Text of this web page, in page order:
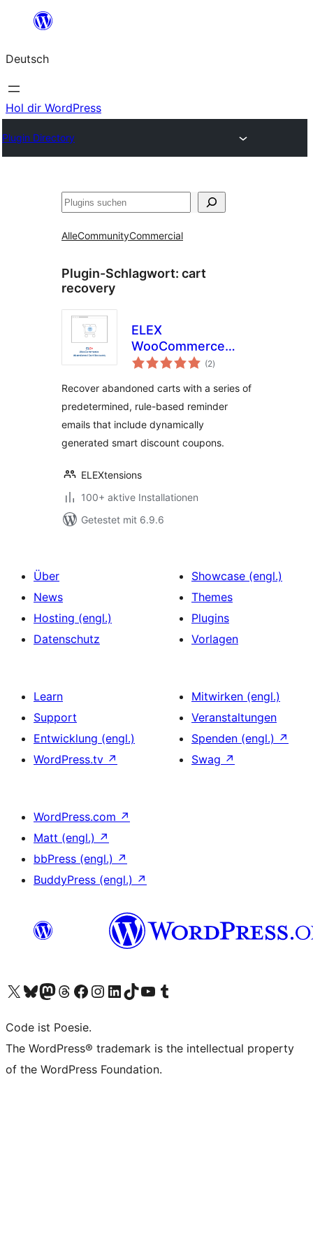
springen
Deutsch
Hol dir WordPress
Plugin Directory
Suchen
AlleCommunityCommercial
Plugin-Schlagwort: cart
recovery
ELEX
WooCommerce
Abandoned Cart
Dynamic Coupons
(2Bewertungen
insgesamt
)
Recover abandoned carts with a series of
predetermined, rule-based reminder
emails that include dynamically
generated smart discount coupons.
ELEXtensions
100+ aktive Installationen
Getestet mit 6.9.6
Über
News
Hosting (engl.)
Datenschutz
Showcase (engl.)
Themes
Plugins
Vorlagen
Learn
Support
Entwicklung (engl.)
WordPress.tv ↗
Mitwirken (engl.)
Veranstaltungen
Spenden (engl.) ↗
Swag ↗
WordPress.com ↗
Matt (engl.) ↗
bbPress (engl.) ↗
BuddyPress (engl.) ↗
Unser X-Konto (früher Twitter) besuchen
Unser Bluesky-Konto besuchen
Unser Mastodon-Konto besuchen
Unser Threads-Konto besuchen
Unsere Facebook-Seite besuchen
Unser Instagram-Konto besuchen
Unser LinkedIn-Konto besuchen
Unser TikTok-Konto besuchen
Unseren YouTube-Kanal besuchen
Unser Tumblr-Konto besuchen
Code ist Poesie.
The WordPress® trademark is the intellectual property
of the WordPress Foundation.